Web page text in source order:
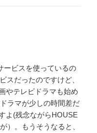
ービスを使っているの
スだったのですけど、
やテレビドラマも始め
ラマが少しの時間差だ
よ(残念ながらHOUSE
）。もうそうなると、